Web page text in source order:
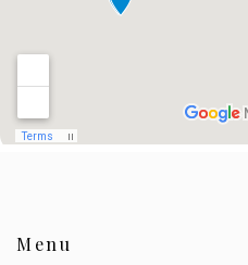
Menu